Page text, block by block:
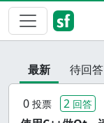
最新 待回答
0 投票 2 回答